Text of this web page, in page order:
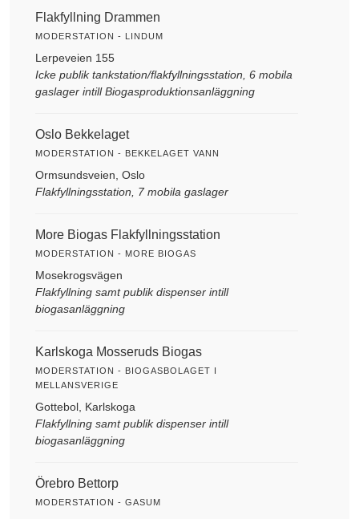
Flakfyllning Drammen
MODERSTATION - LINDUM
Lerpeveien 155
Icke publik tankstation/flakfyllningsstation, 6 mobila
gaslager intill Biogasproduktionsanläggning
Oslo Bekkelaget
MODERSTATION - BEKKELAGET VANN
Ormsundsveien, Oslo
Flakfyllningsstation, 7 mobila gaslager
More Biogas Flakfyllningsstation
MODERSTATION - MORE BIOGAS
Mosekrogsvägen
Flakfyllning samt publik dispenser intill
biogasanläggning
Karlskoga Mosseruds Biogas
MODERSTATION - BIOGASBOLAGET I
MELLANSVERIGE
Gottebol, Karlskoga
Flakfyllning samt publik dispenser intill
biogasanläggning
Örebro Bettorp
MODERSTATION - GASUM